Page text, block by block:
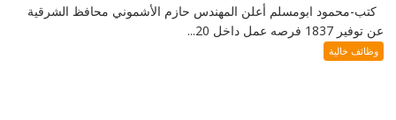
كتب-محمود ابومسلم أعلن المهندس حازم الأشموني محافظ الشرقية
عن توفير 1837 فرصه عمل داخل 20...
وظائف خالية